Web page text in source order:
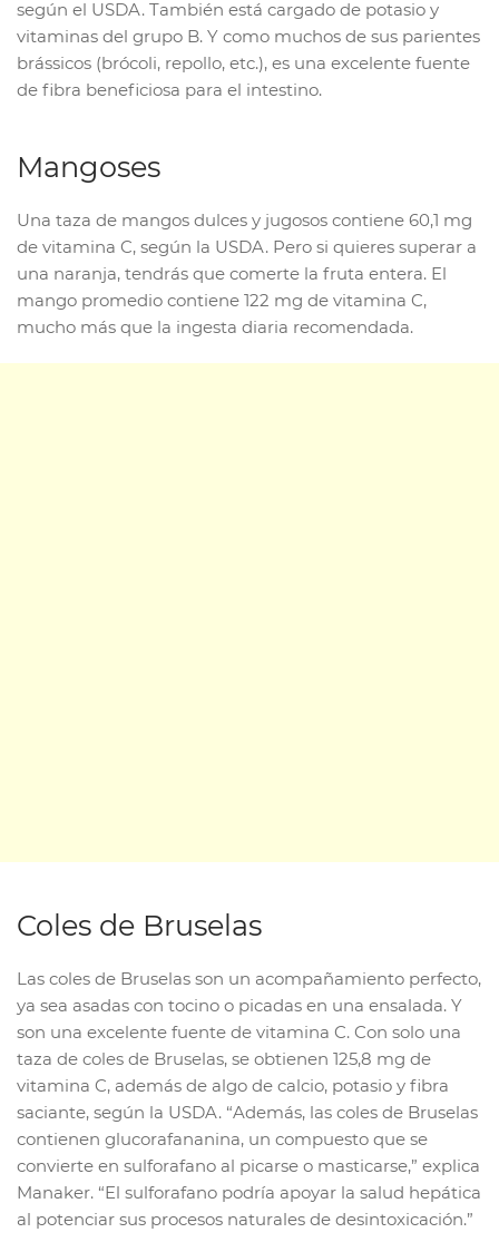
según el USDA. También está cargado de potasio y
vitaminas del grupo B. Y como muchos de sus parientes
brássicos (brócoli, repollo, etc.), es una excelente fuente
de fibra beneficiosa para el intestino.
Mangoses
Una taza de mangos dulces y jugosos contiene 60,1 mg
de vitamina C, según la USDA. Pero si quieres superar a
una naranja, tendrás que comerte la fruta entera. El
mango promedio contiene 122 mg de vitamina C,
mucho más que la ingesta diaria recomendada.
Coles de Bruselas
Las coles de Bruselas son un acompañamiento perfecto,
ya sea asadas con tocino o picadas en una ensalada. Y
son una excelente fuente de vitamina C. Con solo una
taza de coles de Bruselas, se obtienen 125,8 mg de
vitamina C, además de algo de calcio, potasio y fibra
saciante, según la USDA. “Además, las coles de Bruselas
contienen glucorafananina, un compuesto que se
convierte en sulforafano al picarse o masticarse,” explica
Manaker. “El sulforafano podría apoyar la salud hepática
al potenciar sus procesos naturales de desintoxicación.”